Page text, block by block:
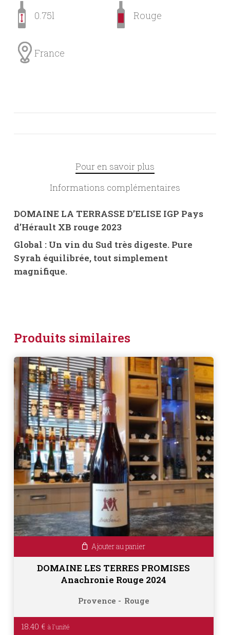
0.75l Rouge
France
Pour en savoir plus
Informations complémentaires
DOMAINE LA TERRASSE D’ELISE IGP Pays
d’Hérault XB rouge 2023
Global : Un vin du Sud très digeste. Pure
Syrah équilibrée, tout simplement
magnifique.
Produits similaires
Ajouter au panier
DOMAINE LES TERRES PROMISES
Anachronie Rouge 2024
Provence Rouge
18.40 €